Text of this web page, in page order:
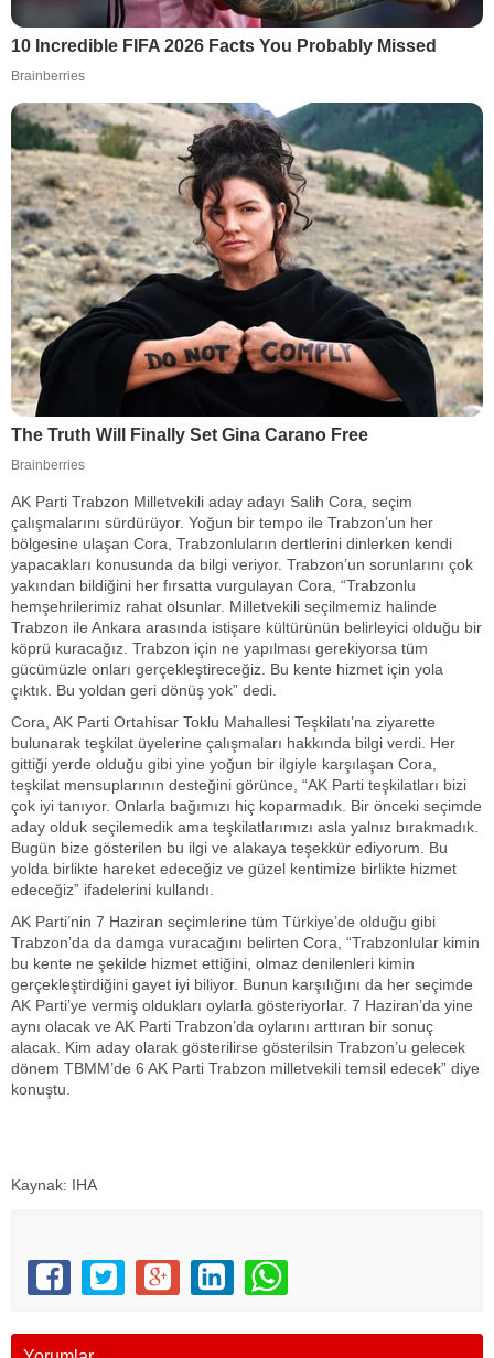
AK Parti Trabzon Milletvekili aday adayı Salih Cora, seçim
çalışmalarını sürdürüyor. Yoğun bir tempo ile Trabzon’un her
bölgesine ulaşan Cora, Trabzonluların dertlerini dinlerken kendi
yapacakları konusunda da bilgi veriyor. Trabzon’un sorunlarını çok
yakından bildiğini her fırsatta vurgulayan Cora, “Trabzonlu
hemşehrilerimiz rahat olsunlar. Milletvekili seçilmemiz halinde
Trabzon ile Ankara arasında istişare kültürünün belirleyici olduğu bir
köprü kuracağız. Trabzon için ne yapılması gerekiyorsa tüm
gücümüzle onları gerçekleştireceğiz. Bu kente hizmet için yola
çıktık. Bu yoldan geri dönüş yok” dedi.
Cora, AK Parti Ortahisar Toklu Mahallesi Teşkilatı’na ziyarette
bulunarak teşkilat üyelerine çalışmaları hakkında bilgi verdi. Her
gittiği yerde olduğu gibi yine yoğun bir ilgiyle karşılaşan Cora,
teşkilat mensuplarının desteğini görünce, “AK Parti teşkilatları bizi
çok iyi tanıyor. Onlarla bağımızı hiç koparmadık. Bir önceki seçimde
aday olduk seçilemedik ama teşkilatlarımızı asla yalnız bırakmadık.
Bugün bize gösterilen bu ilgi ve alakaya teşekkür ediyorum. Bu
yolda birlikte hareket edeceğiz ve güzel kentimize birlikte hizmet
edeceğiz” ifadelerini kullandı.
AK Parti’nin 7 Haziran seçimlerine tüm Türkiye’de olduğu gibi
Trabzon’da da damga vuracağını belirten Cora, “Trabzonlular kimin
bu kente ne şekilde hizmet ettiğini, olmaz denilenleri kimin
gerçekleştirdiğini gayet iyi biliyor. Bunun karşılığını da her seçimde
AK Parti’ye vermiş oldukları oylarla gösteriyorlar. 7 Haziran’da yine
aynı olacak ve AK Parti Trabzon’da oylarını arttıran bir sonuç
alacak. Kim aday olarak gösterilirse gösterilsin Trabzon’u gelecek
dönem TBMM’de 6 AK Parti Trabzon milletvekili temsil edecek” diye
konuştu.
Kaynak: IHA